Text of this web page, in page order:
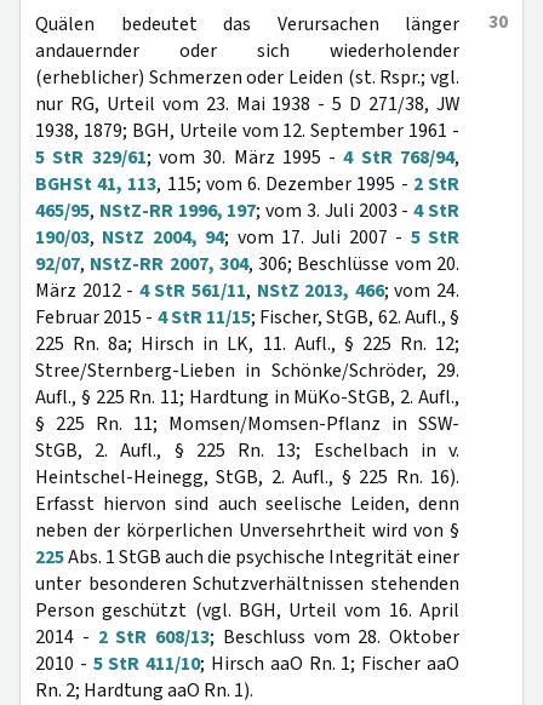
30
Quälen bedeutet das Verursachen länger
andauernder oder sich wiederholender
(erheblicher) Schmerzen oder Leiden (st. Rspr.; vgl.
nur RG, Urteil vom 23. Mai 1938 - 5 D 271/38, JW
1938, 1879; BGH, Urteile vom 12. September 1961 -
5 StR 329/61; vom 30. März 1995 -4 StR 768/94,
BGHSt 41, 113, 115; vom 6. Dezember 1995 - 2 StR
465/95, NStZ-RR 1996, 197; vom 3. Juli 2003 -4 StR
190/03, NStZ 2004, 94; vom 17. Juli 2007 - 5 StR
92/07, NStZ-RR 2007, 304, 306; Beschlüsse vom 20.
März 2012 - 4 StR 561/11, NStZ 2013, 466; vom 24.
Februar 2015 - 4 StR 11/15; Fischer, StGB, 62. Aufl., §
225 Rn. 8a; Hirsch in LK, 11. Aufl., § 225 Rn. 12;
Stree/Sternberg-Lieben in Schönke/Schröder, 29.
Aufl., § 225 Rn. 11; Hardtung in MüKo-StGB, 2. Aufl.,
§ 225 Rn. 11; Momsen/Momsen-Pflanz in SSW-
StGB, 2. Aufl., § 225 Rn. 13; Eschelbach in v.
Heintschel-Heinegg, StGB, 2. Aufl., § 225 Rn. 16).
Erfasst hiervon sind auch seelische Leiden, denn
neben der körperlichen Unversehrtheit wird von §
225Abs. 1 StGB auch die psychische Integrität einer
unter besonderen Schutzverhältnissen stehenden
Person geschützt (vgl. BGH, Urteil vom 16. April
2014 - 2 StR 608/13; Beschluss vom 28. Oktober
2010 - 5 StR 411/10; Hirsch aaO Rn. 1; Fischer aaO
Rn. 2; Hardtung aaO Rn. 1).